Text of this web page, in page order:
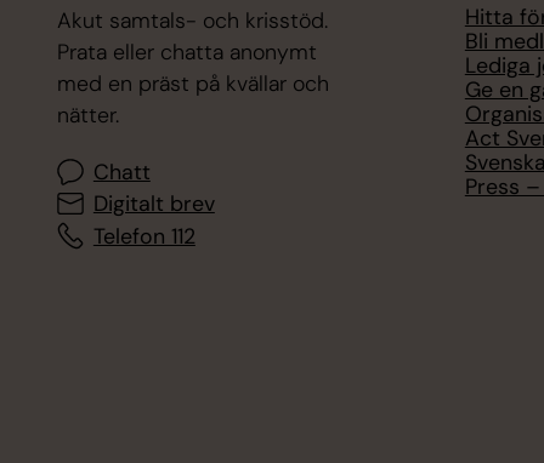
Akut samtals- och krisstöd.
Prata eller chatta anonymt
med en präst på kvällar och
nätter.
Chatt
Digitalt brev
Telefon 112
Hitta
Bli
Lediga
Ge en
Act
Press